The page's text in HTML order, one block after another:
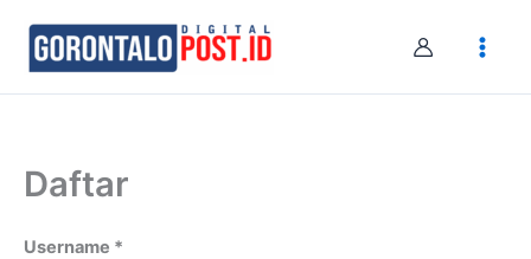
content
Daftar
Username *